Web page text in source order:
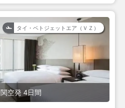
空発 4日間
タイ・ベトジェットエア（ＶＺ）